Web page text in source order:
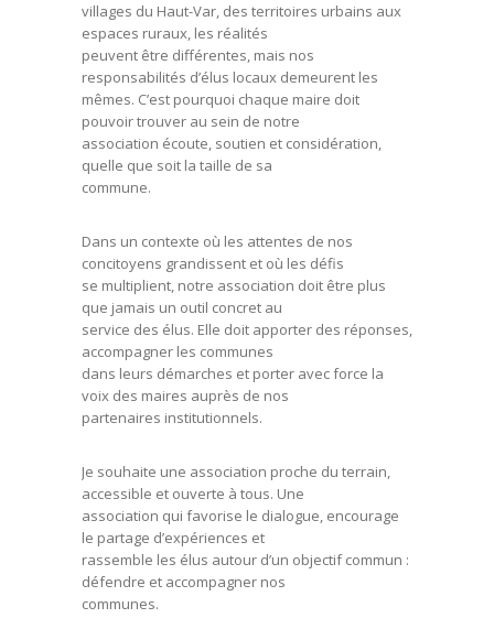
villages du Haut-Var, des territoires urbains aux
espaces ruraux, les réalités
peuvent être différentes, mais nos
responsabilités d’élus locaux demeurent les
mêmes. C’est pourquoi chaque maire doit
pouvoir trouver au sein de notre
association écoute, soutien et considération,
quelle que soit la taille de sa
commune.
Dans un contexte où les attentes de nos
concitoyens grandissent et où les défis
se multiplient, notre association doit être plus
que jamais un outil concret au
service des élus. Elle doit apporter des réponses,
accompagner les communes
dans leurs démarches et porter avec force la
voix des maires auprès de nos
partenaires institutionnels.
Je souhaite une association proche du terrain,
accessible et ouverte à tous. Une
association qui favorise le dialogue, encourage
le partage d’expériences et
rassemble les élus autour d’un objectif commun :
défendre et accompagner nos
communes.